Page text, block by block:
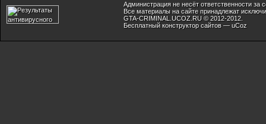
Администрация не несёт ответственности
Все материалы на сайте принадлежат
GTA-CRIMINAL.UCOZ.RU © 2012-2012.
Бесплатный конструктор сайтов —uCoz